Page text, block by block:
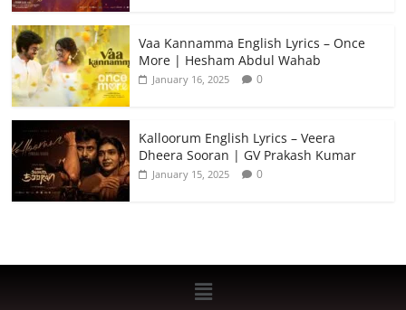
Vaa Kannamma English Lyrics – Once
More | Hesham Abdul Wahab
January 16, 2025 0
Kalloorum English Lyrics – Veera
Dheera Sooran | GV Prakash Kumar
January 15, 2025 0